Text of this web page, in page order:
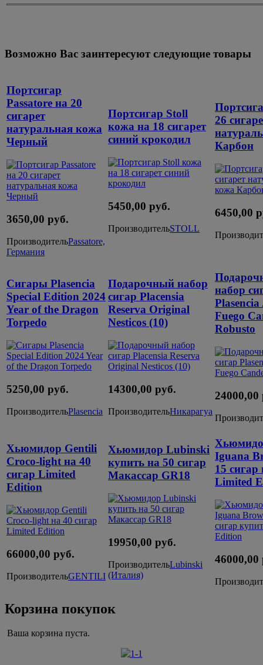
Возможно Вас заинтересуют следующие товары
Портсигар
Passatore на 20
сигарет
натуральная кожа
Черный
3650,00 руб.
ПроизводительPassatore,
Германия
Портсигар Stoll
кожа на 18 сигарет
синий крокодил
5450,00 руб.
ПроизводительSTOLL
26
Карбон
6450,00
Сигары Plasencia
Special Edition 2024
Year of the Dragon
Torpedo
5250,00 руб.
ПроизводительPlasencia
Подарочный набор
cигар Placensia
Reserva Original
Nesticos (10)
14300,00 руб.
ПроизводительНикарагуа
набор
Fuego
Robusto
24000,00
Хьюмидор Gentili
Croco-light на 40
сигар Limited
Edition
66000,00 руб.
ПроизводительGENTILI
Хьюмидор Lubinski
купить на 50 сигар
Макассар GR18
19950,00 руб.
ПроизводительLubinski
(Италия)
Iguana
15 сигар
Limited
46000,00
Корзина покупок
Ваша корзина пуста.